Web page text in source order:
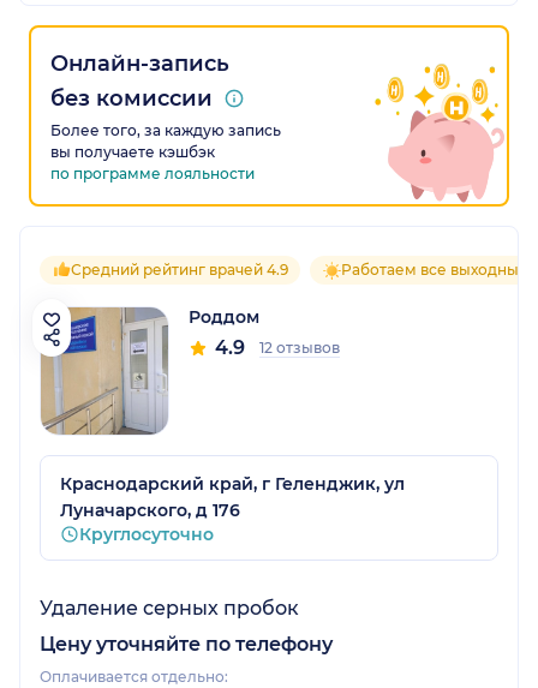
Онлайн-запись
без комиссии
Более того, за каждую запись
вы получаете кэшбэк
по программе лояльности
Средний рейтинг врачей 4.9 Работаем все выходные
Роддом
4.9 12 отзывов
Краснодарский край, г Геленджик, ул
Луначарского, д 176
Круглосуточно
Удаление серных пробок
Цену уточняйте по телефону
Оплачивается отдельно: